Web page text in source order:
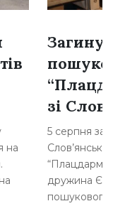
на
зі
5 серпня
дружина
пошукового